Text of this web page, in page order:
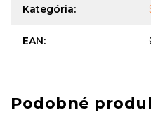
Kategória:
EAN: